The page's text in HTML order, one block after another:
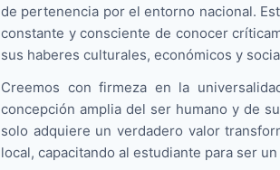
de pertenencia por el entorno nacional.
constante y consciente de conocer
sus haberes culturales, económicos y
Creemos con firmeza en la
concepción amplia del ser humano y de
solo adquiere un verdadero valor
local, capacitando al estudiante para ser